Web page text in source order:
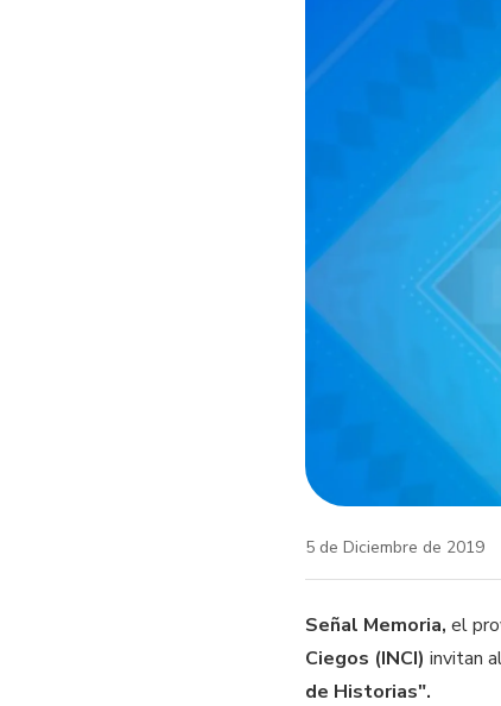
5 de Diciembre de 2019
Señal Memoria, el
Ciegos (INCI)invitan
de Historias".